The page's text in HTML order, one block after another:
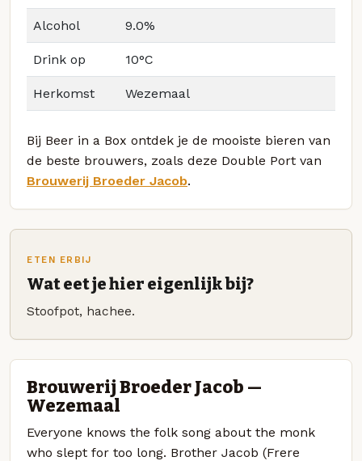
Alcohol 9.0%
Drink op 10°C
Herkomst Wezemaal
Bij Beer in a Box ontdek je de mooiste bieren van
de beste brouwers, zoals deze Double Port van
Brouwerij Broeder Jacob.
ETEN ERBIJ
Wat eet je hier eigenlijk bij?
Stoofpot, hachee.
Brouwerij Broeder Jacob —
Wezemaal
Everyone knows the folk song about the monk
who slept for too long. Brother Jacob (Frere